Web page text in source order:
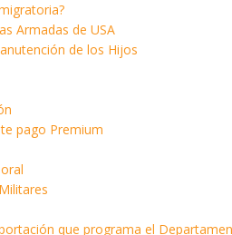
Armadas de USA
de los Hijos
pago Premium
que programa el